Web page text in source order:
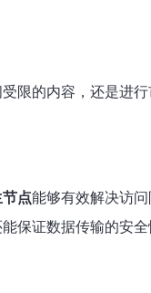
限的内容，还是进
点能够有效解决访
保证数据传输的安全